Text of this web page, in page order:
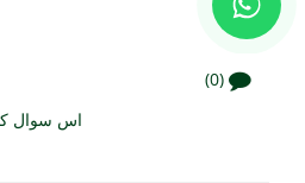
(0)
اس سوال